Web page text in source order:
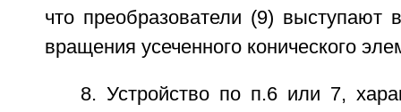
что преобразователи (9) выступают
вращения усеченного конического
8. Устройство по п.6 или 7,